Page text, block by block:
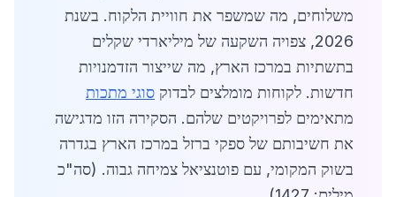
משלוחים, מה שמשפר את חוויית הלקוח. בשנת
2026, צפויה השקעה של מיליארדי שקלים
בתשתיות במרכז הארץ, מה שייצור הזדמנויות
חדשות. לקוחות מומלצים לבדוק סוגי מתכות
מתאימים לפרויקטים שלהם. הסקירה הזו מדגישה
את חשיבותם של ספקי ברזל במרכז הארץ בגדרה
בשוק המקומי, עם פוטנציאל צמיחה גבוה. (סה"כ